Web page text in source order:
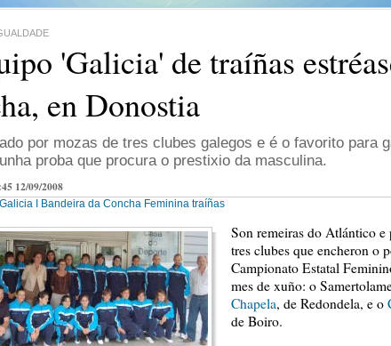
'Galicia' de traíñas
en Donostia
por mozas de tres clubes galegos e é o favorito para
proba que procura o prestixio da masculina.
12/09/2008
I Bandeira da Concha Feminina traíñas
Son remeiras do Atlántico e
tres clubes que encheron o
Campionato Estatal
mes de xuño: o
Chapela, de Redondela, e o
de Boiro.